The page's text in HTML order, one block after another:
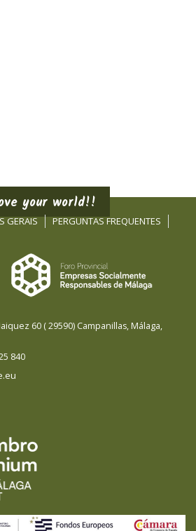
your world!!
GERAIS
PERGUNTAS FREQUENTES
60 (29590) Campanillas, Málaga,
840